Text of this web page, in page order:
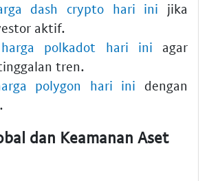
dash crypto hari ini jika
aktif.
harga polkadot hari ini agar
tren.
polygon hari ini dengan
dan Keamanan Aset